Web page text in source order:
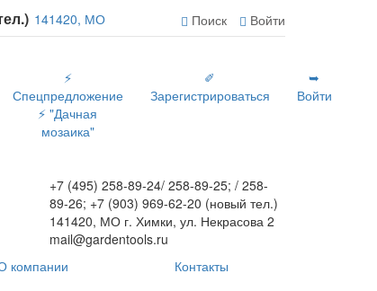
141420, МО
Поиск Войти
⚡
Спецпредложение
⚡ "Дачная
мозаика"
✐
Зарегистрироваться
➥
Войти
+7 (495) 258-89-24/ 258-89-25; / 258-
89-26; +7 (903) 969-62-20 (новый тел.)
141420, МО г. Химки, ул. Некрасова 2
mail@gardentools.ru
компании Контакты